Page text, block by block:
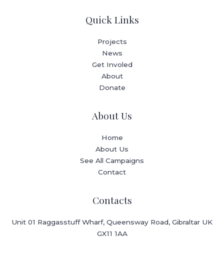
Quick Links
Projects
News
Get Involed
About
Donate
About Us
Home
About Us
See All Campaigns
Contact
Contacts
Unit 01 Raggasstuff Wharf, Queensway Road, Gibraltar UK
GX11 1AA